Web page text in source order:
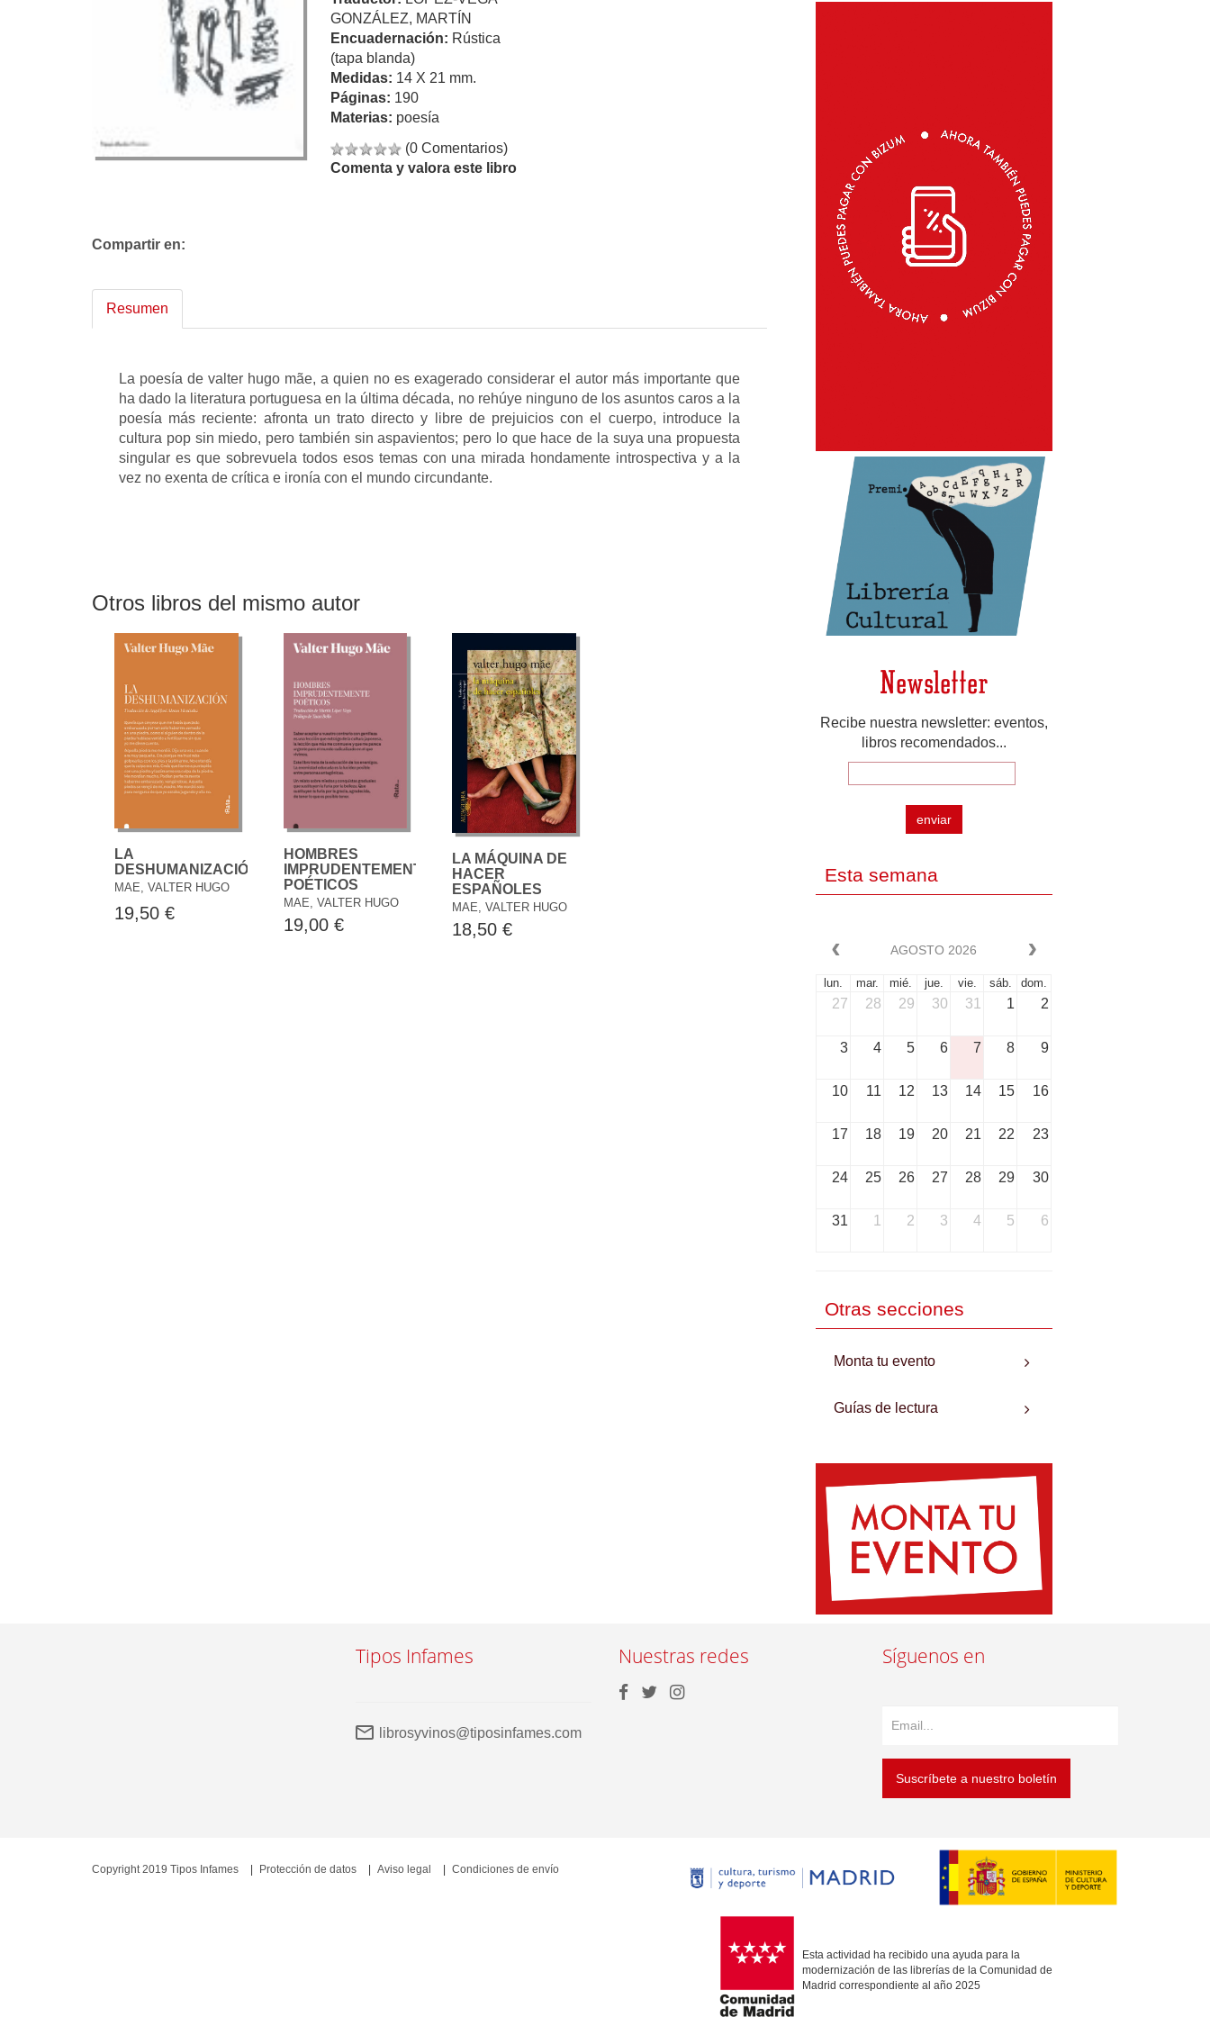
GONZÁLEZ, MARTÍN
Encuadernación: Rústica
(tapa blanda)
Medidas: 14 X 21 mm.
Páginas: 190
Materias: poesía
(0 Comentarios)
Comenta y valora este libro
Compartir en:
Resumen
La poesía de valter hugo mãe, a quien no es exagerado considerar el autor más importante que
ha dado la literatura portuguesa en la última década, no rehúye ninguno de los asuntos caros a la
poesía más reciente: afronta un trato directo y libre de prejuicios con el cuerpo, introduce la
cultura pop sin miedo, pero también sin aspavientos; pero lo que hace de la suya una propuesta
singular es que sobrevuela todos esos temas con una mirada hondamente introspectiva y a la
vez no exenta de crítica e ironía con el mundo circundante.
Otros libros del mismo autor
LA
DESHUMANIZACIÓN
MAE, VALTER HUGO
19,50 €
HOMBRES
IMPRUDENTEMENTE
POÉTICOS
MAE, VALTER HUGO
19,00 €
LA MÁQUINA DE
HACER
ESPAÑOLES
MAE, VALTER HUGO
18,50 €
Newsletter
Recibe nuestra newsletter: eventos,
libros recomendados...
enviar
Esta semana
AGOSTO 2026
lun. mar. mié. jue. vie. sáb. dom.
27 28 29 30 31 1 2
3 4 5 6 7 8 9
10 11 12 13 14 15 16
17 18 19 20 21 22 23
24 25 26 27 28 29 30
31 1 2 3 4 5 6
Otras secciones
Monta tu evento
Guías de lectura
Tipos Infames
librosyvinos@tiposinfames.com
Nuestras redes Síguenos en
Suscríbete a nuestro boletín
Esta actividad ha recibido una ayuda para la
modernización de las librerías de la Comunidad de
Madrid correspondiente al año 2025
Copyright 2019 Tipos Infames Protección de datos Aviso legal Condiciones de envío